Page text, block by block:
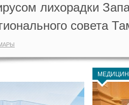
лихорадки
совета